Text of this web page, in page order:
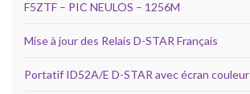
F5ZTF – PIC NEULOS – 1256M
Mise à jour des Relais D-STAR Français
Portatif ID52A/E D-STAR avec écran couleur